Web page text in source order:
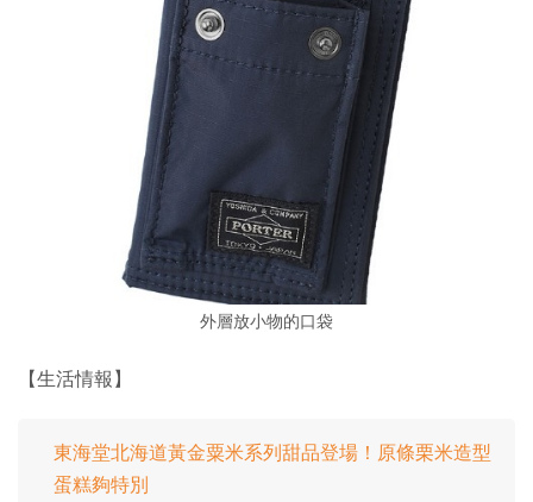
外層放小物的口袋
【生活情報】
東海堂北海道黃金粟米系列甜品登場！原條栗米造型
蛋糕夠特別